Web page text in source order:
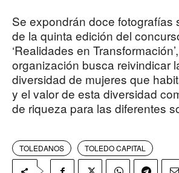
Se expondrán doce fotografías
de la quinta edición del
‘Realidades en
organización busca reivindicar
diversidad de mujeres que
y el valor de esta diversidad
de riqueza para las diferentes
TOLEDANOS TOLEDO CAPITAL